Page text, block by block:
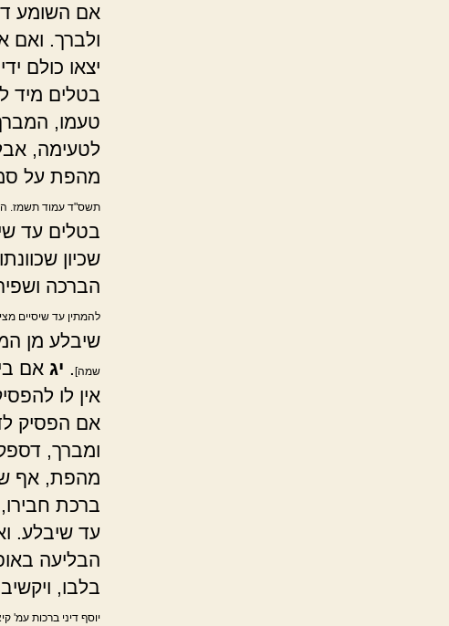
אם השומע
ולברך. ואם
יצאו כולם
בטלים מיד
טעמו,
לטעימה,
מהפת על
תשס"ד עמוד תשמז.
בטלים עד
שכיון
הברכה
להמתין עד שיסיים
שיבלע מן
שמה] יג אם
אין לו
אם הפסיק
ומברך,
מהפת, אף
ברכת
עד שיבלע.
הבליעה
בלבו,
יוסף דיני ברכות עמ'